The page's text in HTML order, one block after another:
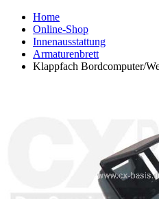
Home
Online-Shop
Innenausstattung
Armaturenbrett
Klappfach Bordcomputer/